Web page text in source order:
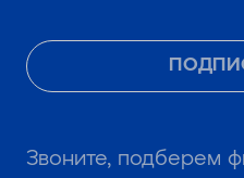
Звоните, подберем